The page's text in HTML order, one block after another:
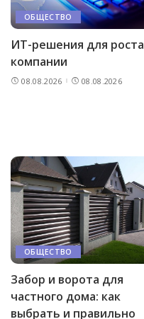
ОБЩЕСТВО
ИТ-решения для роста
компании
08.08.2026 08.08.2026
ОБЩЕСТВО
Забор и ворота для
частного дома: как
выбрать и правильно